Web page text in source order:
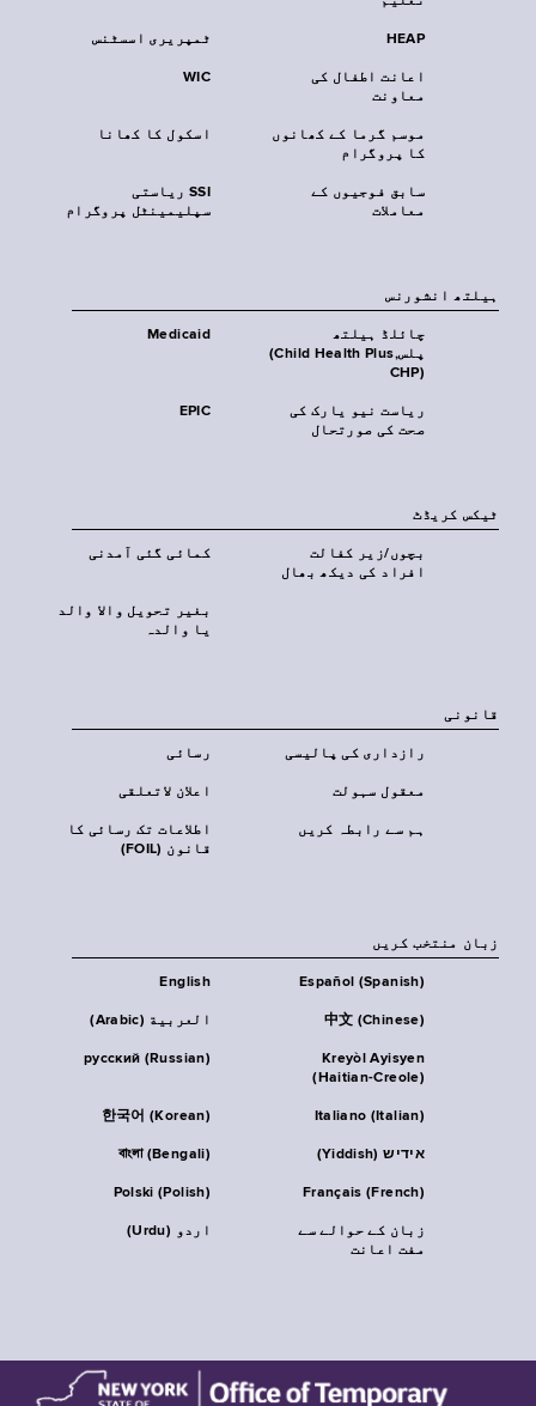
ٹمپریری اسسٹنس HEAP
WIC
اعانت اطفال کی
معاونت
اسکول کا کھانا
موسم گرما کے کھانوں
کا پروگرام
SSI ریاستی
سپلیمینٹل پروگرام
سابق فوجیوں کے
معاملات
‏ہیلتھ انشورنس
Medicaid
چائلڈ ہیلتھ
پلس‎(Child Health Plus,
CHP)‎
EPIC
ریاست نیو یارک کی
صحت کی صورتحال
ٹیکس کریڈٹ
کمائی گئی آمدنی
بچوں/زیر کفالت
افراد کی دیکھ بھال
بغیر تحویل والا والد
یا والدہ
قانونی
رسائی رازداری کی پالیسی
اعلان لاتعلقی معقول سہولت
اطلاعات تک رسائی کا
قانون (FOIL)
ہم سے رابطہ کریں
زبان منتخب کریں
English Español (Spanish)
العربية (Arabic) 中文 (Chinese)
русский (Russian)
Kreyòl Ayisyen
(Haitian-Creole)
한국어 (Korean) Italiano (Italian)
বাংলা (Bengali) אידיש (Yiddish)
Polski (Polish) Français (French)
اردو (Urdu)
زبان کے حوالے سے
مفت اعانت